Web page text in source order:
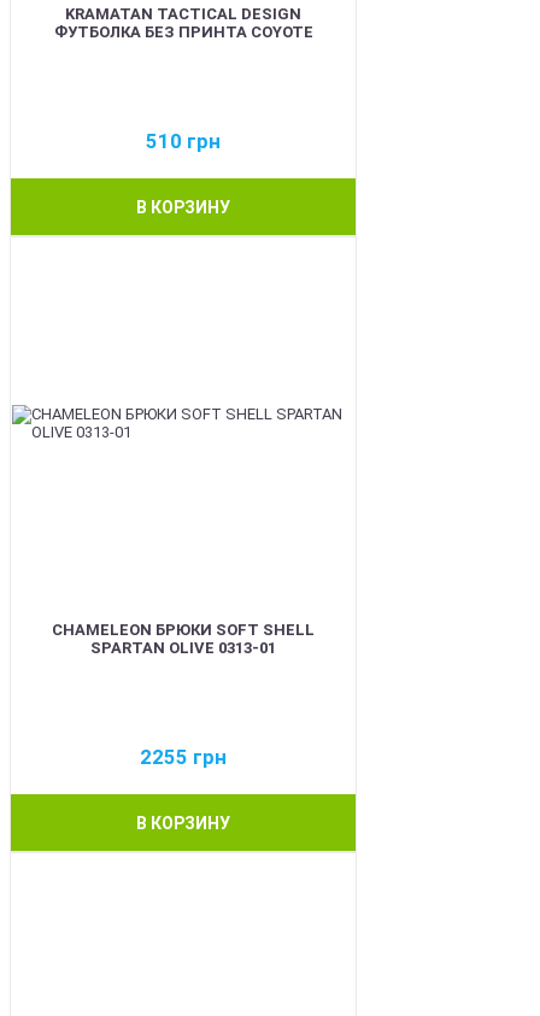
KRAMATAN TACTICAL DESIGN
ФУТБОЛКА БЕЗ ПРИНТА COYOTE
510 грн
В КОРЗИНУ
CHAMELEON БРЮКИ SOFT SHELL
SPARTAN OLIVE 0313-01
2255 грн
В КОРЗИНУ